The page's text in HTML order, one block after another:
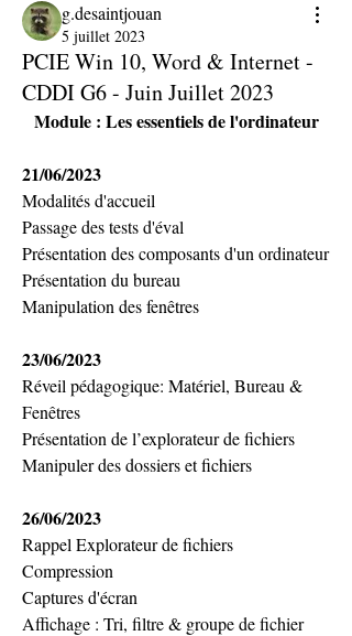
g.desaintjouan
5 juillet 2023
PCIE Win 10, Word & Internet -
CDDI G6 - Juin Juillet 2023
Module : Les essentiels de l'ordinateur
21/06/2023
Modalités d'accueil
Passage des tests d'éval
Présentation des composants d'un ordinateur
Présentation du bureau
Manipulation des fenêtres
23/06/2023
Réveil pédagogique: Matériel, Bureau &
Fenêtres
Présentation de l’explorateur de fichiers
Manipuler des dossiers et fichiers
26/06/2023
Rappel Explorateur de fichiers
Compression
Captures d'écran
Affichage : Tri, filtre & groupe de fichier